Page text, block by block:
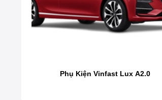
Phụ Kiện Vinfast Lux A2.0